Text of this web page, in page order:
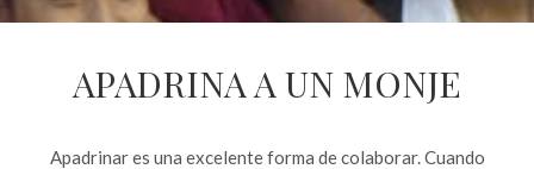
APADRINA A UN MONJE
Apadrinar es una excelente forma de colaborar. Cuando